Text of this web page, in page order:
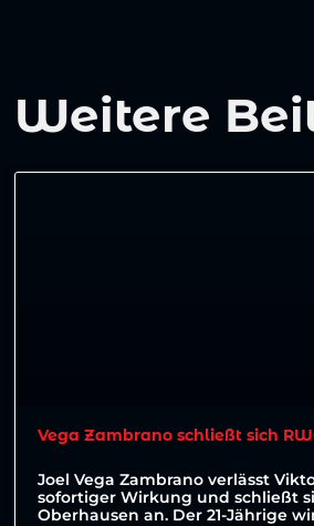
Weitere
Vega Zambrano schließt sich
Joel Vega Zambrano verlässt
sofortiger Wirkung und schließt
Oberhausen an. Der 21-Jährige